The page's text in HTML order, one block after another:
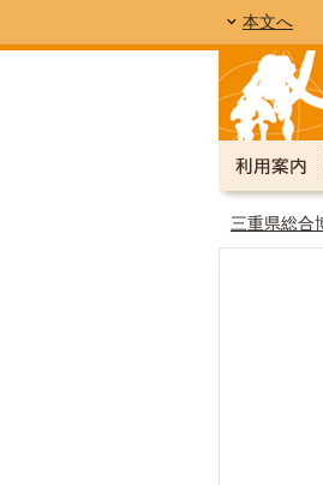
本文へ
三重県総合